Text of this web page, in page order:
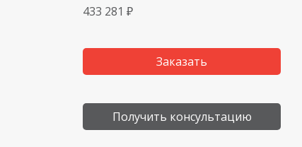
433 281 ₽
Заказать
Получить консультацию